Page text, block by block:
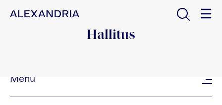
Etusivulle Avaa haku
Hallitus
Menu